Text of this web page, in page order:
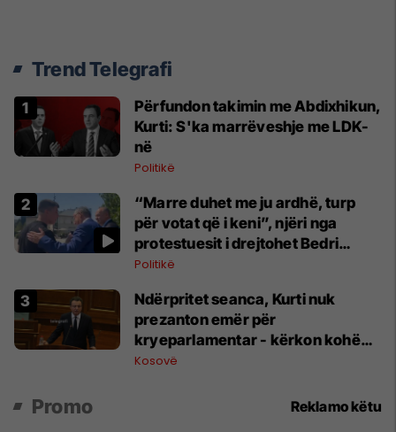
Trend Telegrafi
Përfundon takimin me Abdixhikun,
Kurti: S'ka marrëveshje me LDK-
në
Politikë
“Marre duhet me ju ardhë, turp
për votat që i keni”, njëri nga
protestuesit i drejtohet Bedri
Hamzës
Politikë
Ndërpritet seanca, Kurti nuk
prezanton emër për
kryeparlamentar - kërkon kohë
shtesë për marrëveshje politike
Kosovë
Promo Reklamo këtu